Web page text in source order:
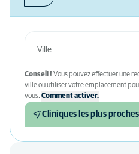
Conseil ! Vous pouvez effectuer une
ville ou utiliser votre emplacement
vous. Comment activer.
Cliniques les plus proches